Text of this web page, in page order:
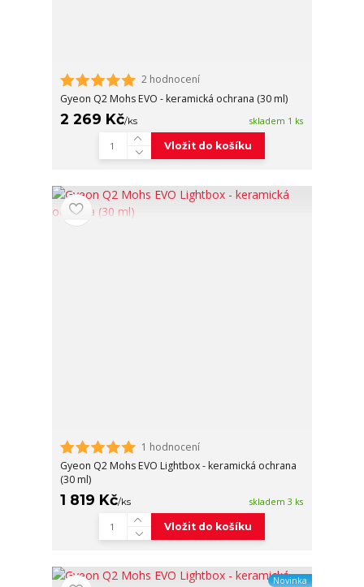
2 hodnocení
Gyeon Q2 Mohs EVO - keramická ochrana (30 ml)
2 269 Kč/ks skladem 1 ks
Vložit do košíku
1 hodnocení
Gyeon Q2 Mohs EVO Lightbox - keramická ochrana
(30 ml)
1 819 Kč/ks skladem 3 ks
Vložit do košíku
Novinka